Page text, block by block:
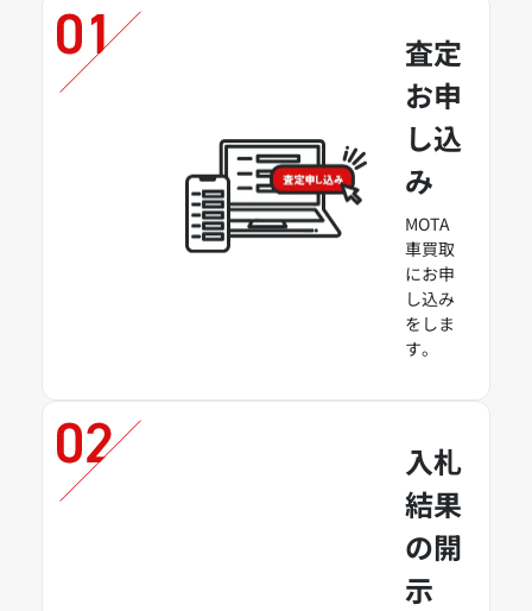
査定
お申
し込
み
MOTA
車買取
にお申
し込み
をしま
す。
入札
結果
の開
示